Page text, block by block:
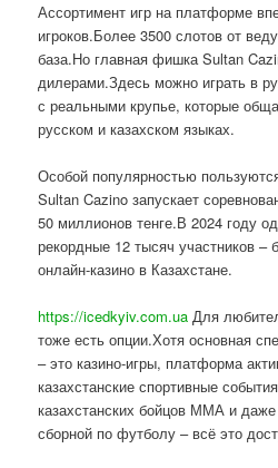
Ассортимент игр на платформе
игроков.Более 3500 слотов от
база.Но главная фишка Sultan
дилерами.Здесь можно играть в
с реальными крупье, которые
русском и казахском языках.
Особой популярностью
Sultan Cazino запускает
50 миллионов тенге.В 2024 году
рекордные 12 тысяч участников
онлайн-казино в Казахстане.
https://icedkyiv.com.ua Для
тоже есть опции.Хотя основная
– это казино-игры, платформа
казахстанские спортивные
казахстанских бойцов ММА и
сборной по футболу – всё это